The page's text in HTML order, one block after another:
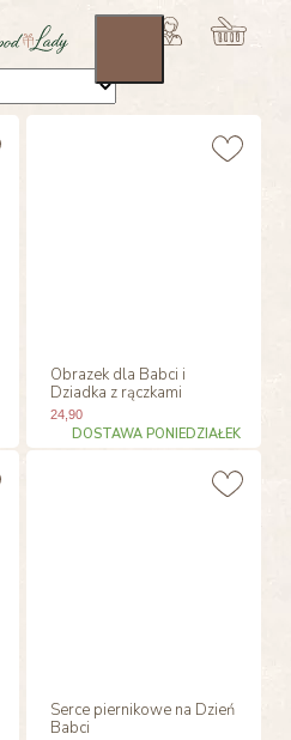
Obrazek dla Babci i
Dziadka z rączkami
24 ,90
DOSTAWA PONIEDZIAŁEK
Serce piernikowe na Dzień
Babci